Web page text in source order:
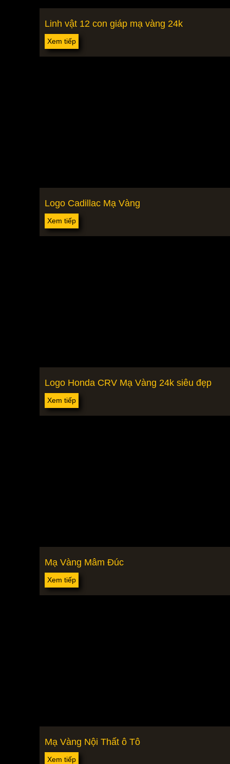
Linh vật 12 con giáp mạ vàng 24k
Xem tiếp
Logo Cadillac Mạ Vàng
Xem tiếp
Logo Honda CRV Mạ Vàng 24k siêu đẹp
Xem tiếp
Mạ Vàng Mâm Đúc
Xem tiếp
Mạ Vàng Nội Thất ô Tô
Xem tiếp